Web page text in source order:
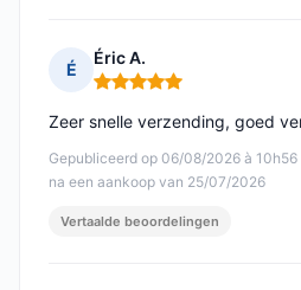
É
Éric A.
Opmerking: 5 van 5
Gepubliceerd op 06/08/2026 à 10h56
na een aankoop van 25/07/2026
Zeer snelle verzending, goed
Vertaalde beoordelingen